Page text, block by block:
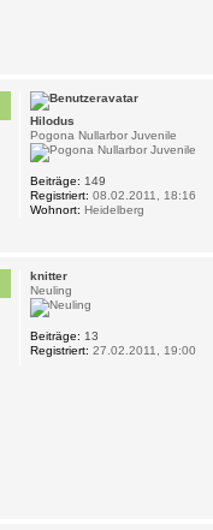
Hilodus
Pogona Nullarbor Juvenile
Beiträge: 149
Registriert: 08.02.2011, 18:16
Wohnort: Heidelberg
knitter
Neuling
Beiträge: 13
Registriert: 27.02.2011, 19:00